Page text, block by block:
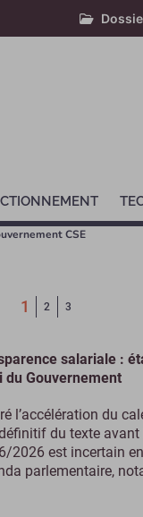
CSE
1 (Page courante)
2 3
salariale :
du Gouvernement
l’accélération du
du texte
2026 est incertain
parlementaire,